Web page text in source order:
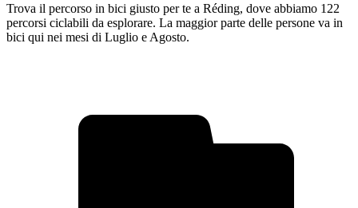
Trova il percorso in bici giusto per te a Réding, dove abbiamo 122
percorsi ciclabili da esplorare. La maggior parte delle persone va in
bici qui nei mesi di Luglio e Agosto.